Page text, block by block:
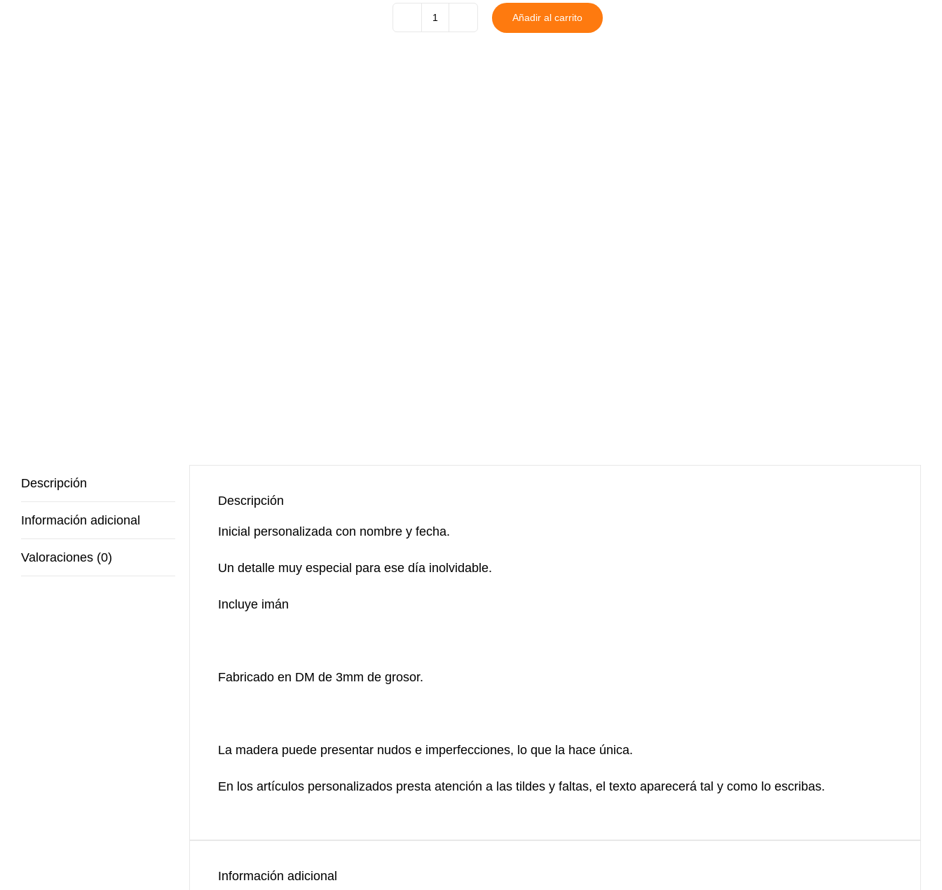
Añadir al carrito
Descripción
Información adicional
Valoraciones (0)
Descripción
Inicial personalizada con nombre y fecha.
Un detalle muy especial para ese día inolvidable.
Incluye imán
Fabricado en DM de 3mm de grosor.
La madera puede presentar nudos e imperfecciones, lo que la hace única.
En los artículos personalizados presta atención a las tildes y faltas, el texto aparecerá tal y como lo escribas.
Información adicional